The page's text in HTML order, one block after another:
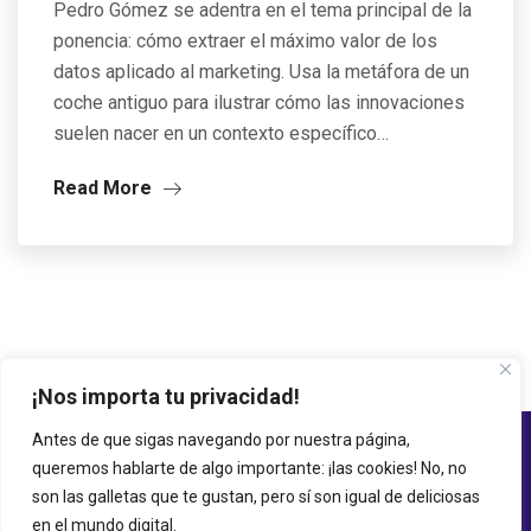
¡Nos importa tu privacidad!
Antes de que sigas navegando por nuestra página,
queremos hablarte de algo importante: ¡las cookies! No, no
son las galletas que te gustan, pero sí son igual de deliciosas
en el mundo digital.
Pedro Gómez se adentra en el tema principal de la
ponencia: cómo extraer el máximo valor de los
datos aplicado al marketing. Usa la metáfora de un
coche antiguo para ilustrar cómo las innovaciones
suelen nacer en un contexto específico…
Read More